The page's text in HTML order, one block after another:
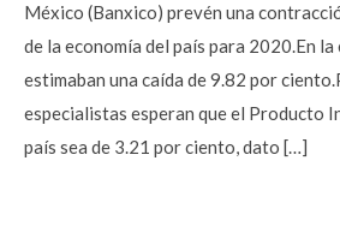
México (Banxico) prevén una
de la economía del país para 2020.En
estimaban una caída de 9.82 por
especialistas esperan que el Producto
país sea de 3.21 por ciento, dato […]